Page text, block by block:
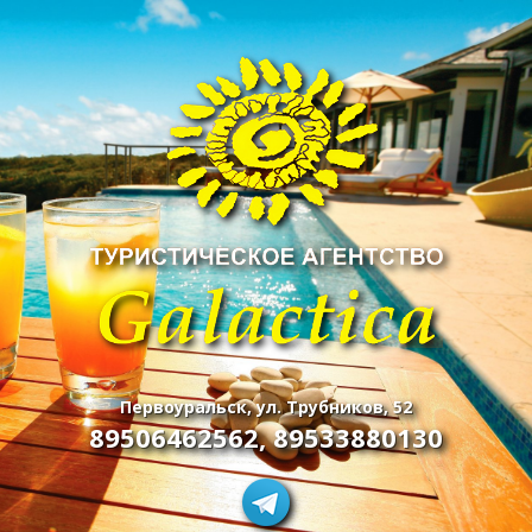
Первоуральск, ул. Трубников, 52
89506462562,89533880130